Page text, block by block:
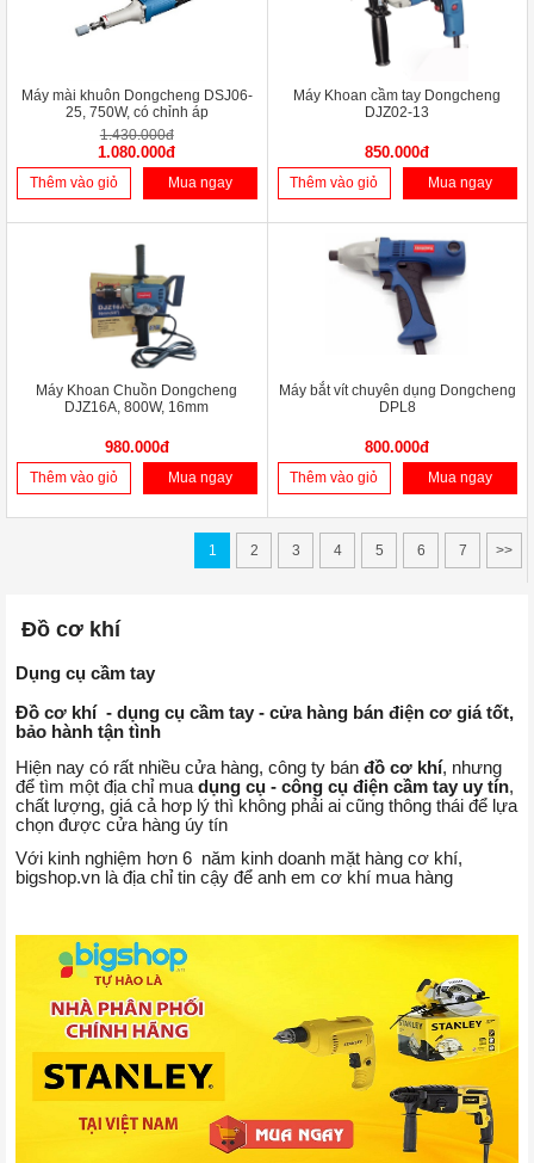
Máy mài khuôn Dongcheng DSJ06-
25, 750W, có chỉnh áp
1.430.000đ
1.080.000đ
Thêm vào giỏ Mua ngay
Máy Khoan cầm tay Dongcheng
DJZ02-13
850.000đ
Thêm vào giỏ Mua ngay
Máy Khoan Chuồn Dongcheng
DJZ16A, 800W, 16mm
980.000đ
Thêm vào giỏ Mua ngay
Máy bắt vít chuyên dụng Dongcheng
DPL8
800.000đ
Thêm vào giỏ Mua ngay
1 2 3 4 5 6 7 >>
Đồ cơ khí
Dụng cụ cầm tay
Đồ cơ khí - dụng cụ cầm tay - cửa hàng bán điện cơ giá tốt,
bảo hành tận tình
Hiện nay có rất nhiều cửa hàng, công ty bán đồ cơ khí, nhưng
để tìm một địa chỉ muadụng cụ - công cụ điện cầm tay uy tín,
chất lượng, giá cả hơp lý thì không phải ai cũng thông thái để lựa
chọn được cửa hàng úy tín
Với kinh nghiệm hơn 6 năm kinh doanh mặt hàng cơ khí,
bigshop.vn là địa chỉ tin cậy để anh em cơ khí mua hàng